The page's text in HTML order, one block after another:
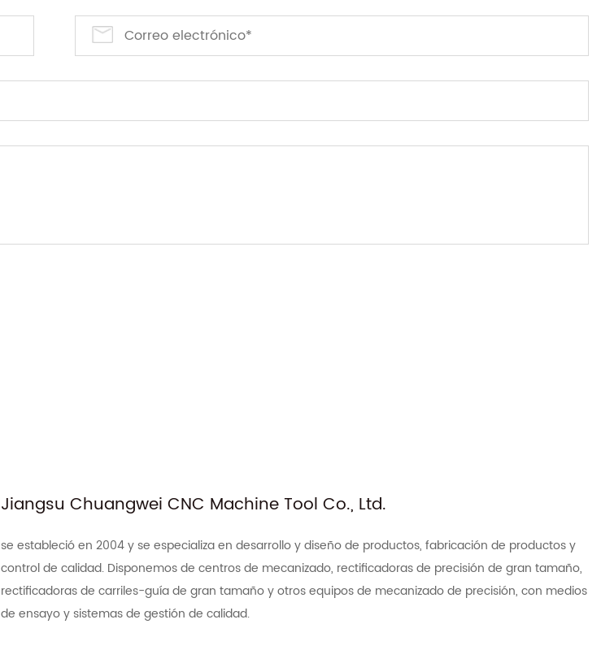
Jiangsu Chuangwei CNC Machine Tool Co., Ltd.
se estableció en 2004 y se especializa en desarrollo y diseño de productos, fabricación de productos y
control de calidad. Disponemos de centros de mecanizado, rectificadoras de precisión de gran tamaño,
rectificadoras de carriles-guía de gran tamaño y otros equipos de mecanizado de precisión, con medios
de ensayo y sistemas de gestión de calidad.